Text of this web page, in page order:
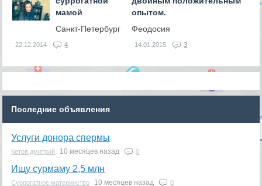
мамой
Санкт-Петербург
22.12.2014 4
опытом.
Феодосия
14.01.2015 3
Последние объявления
Услуги донора спермы
Кетов дмитрий 10 месяцев назад 0
Ищу сурмаму 2,5 млн
Суррогатное материнство 10 месяцев назад 0